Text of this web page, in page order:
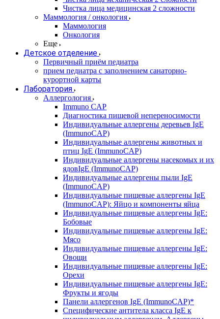
Чистка лица медицинская 2 сложности
Маммология / онкология
Маммология
Онкология
Еще
Детское отделение
Первичный приём педиатра
прием педиатра с заполнением санаторно-
курортной карты
Лаборатория
Аллергология
Immuno CAP
Диагностика пищевой непереносимости
Индивидуальные аллергены деревьев IgE
(ImmunoCAP)
Индивидуальные аллергены животных и
птиц IgE (ImmunoCAP)
Индивидуальные аллергены насекомых и их
ядовIgE (ImmunoCAP)
Индивидуальные аллергены пыли IgE
(ImmunoCAP)
Индивидуальные пищевые аллергены IgE
(ImmunoCAP): Яйцо и компоненты яйца
Индивидуальные пищевые аллергены IgE:
Бобовые
Индивидуальные пищевые аллергены IgE:
Мясо
Индивидуальные пищевые аллергены IgE:
Овощи
Индивидуальные пищевые аллергены IgE:
Орехи
Индивидуальные пищевые аллергены IgE:
Фрукты и ягоды
Панели аллергенов IgE (ImmunoCAP)*
Специфические антитела класса IgE к